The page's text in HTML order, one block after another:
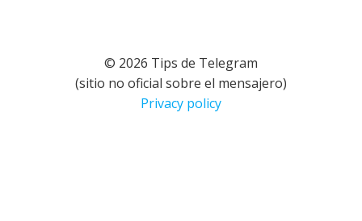
© 2026 Tips de Telegram
(sitio no oficial sobre el mensajero)
Privacy policy